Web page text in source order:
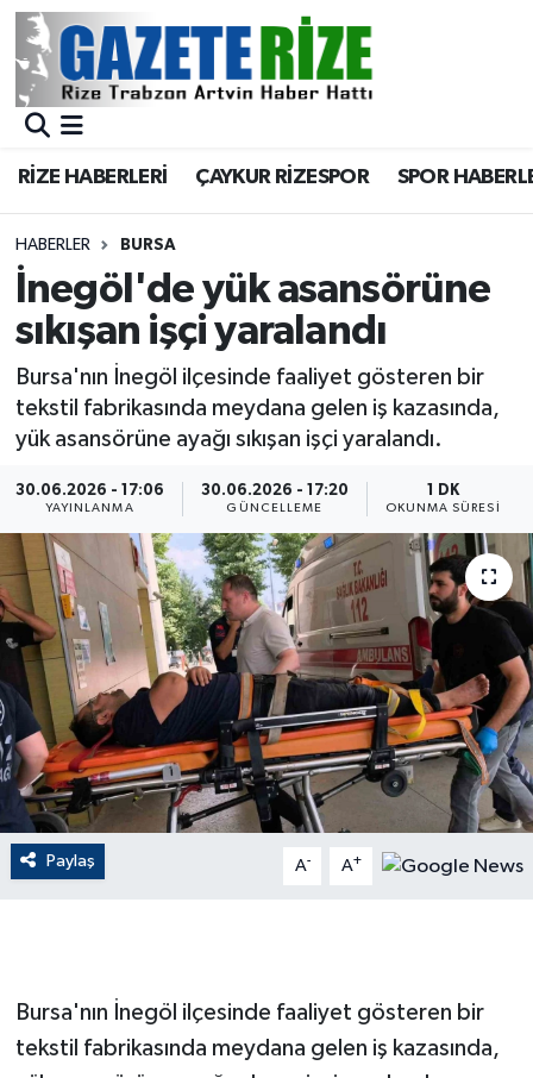
RİZE HABERLERİ ÇAYKUR RİZESPOR SPOR
HABERLER BURSA
İnegöl'de yük asansörüne
sıkışan işçi yaralandı
Bursa'nın İnegöl ilçesinde faaliyet gösteren bir
tekstil fabrikasında meydana gelen iş kazasında,
yük asansörüne ayağı sıkışan işçi yaralandı.
30.06.2026 - 17:06
YAYINLANMA
30.06.2026 - 17:20
GÜNCELLEME
1 DK
OKUNMA SÜRESI
Paylaş A- A+
Bursa'nın İnegöl ilçesinde faaliyet gösteren bir
tekstil fabrikasında meydana gelen iş kazasında,
BÖLGEMİZ
Asayiş
Rize Jandarma Komutanlığı
Bilim Teknoloji
Advertising news
Canlı Maç
ÇEVRE
Dış Haberler
Dünya
EĞİTİM
EKONOMİ
English News
Flaş Haber
Gayrimenkul
Merkez Nöbetçi Eczaneler
Merkez Trafik Yoğunluk Haritası
Süper Lig Puan Durumu ve Fikstür
Tüm Manşetler
Son Dakika Haberleri